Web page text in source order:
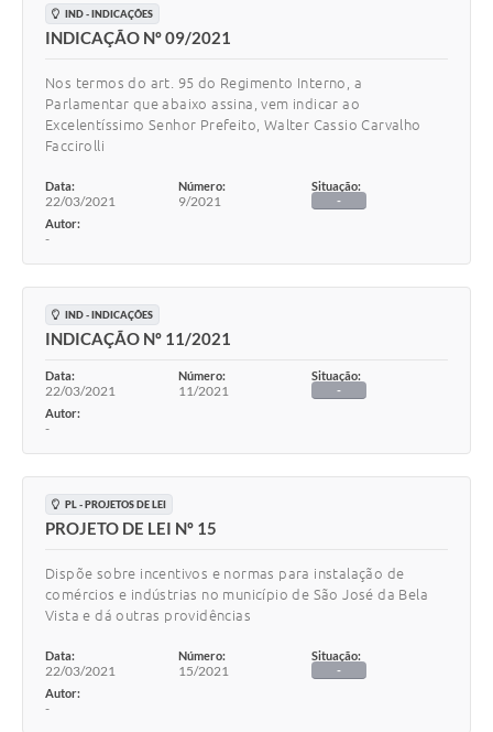
IND - INDICAÇÕES
INDICAÇÃO Nº 09/2021
Nos termos do art. 95 do Regimento Interno, a
Parlamentar que abaixo assina, vem indicar ao
Excelentíssimo Senhor Prefeito, Walter Cassio Carvalho
Faccirolli
Data:
22/03/2021
Número:
9/2021
Situação:
-
Autor:
-
IND - INDICAÇÕES
INDICAÇÃO Nº 11/2021
Data:
22/03/2021
Número:
11/2021
Situação:
-
Autor:
-
PL - PROJETOS DE LEI
PROJETO DE LEI Nº 15
Dispõe sobre incentivos e normas para instalação de
comércios e indústrias no município de São José da Bela
Vista e dá outras providências
Data:
22/03/2021
Número:
15/2021
Situação:
-
Autor:
-